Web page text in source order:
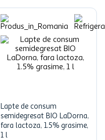
Lapte de consum
semidegresat BIO LaDorna,
fara lactoza, 1.5% grasime,
1 l